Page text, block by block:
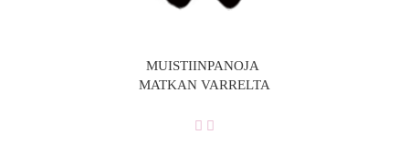
MUISTIINPANOJA
MATKAN VARRELTA